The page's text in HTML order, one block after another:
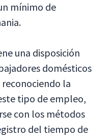
mínimo de
una disposición
domésticos
la
tipo de empleo,
con los métodos
del tiempo de